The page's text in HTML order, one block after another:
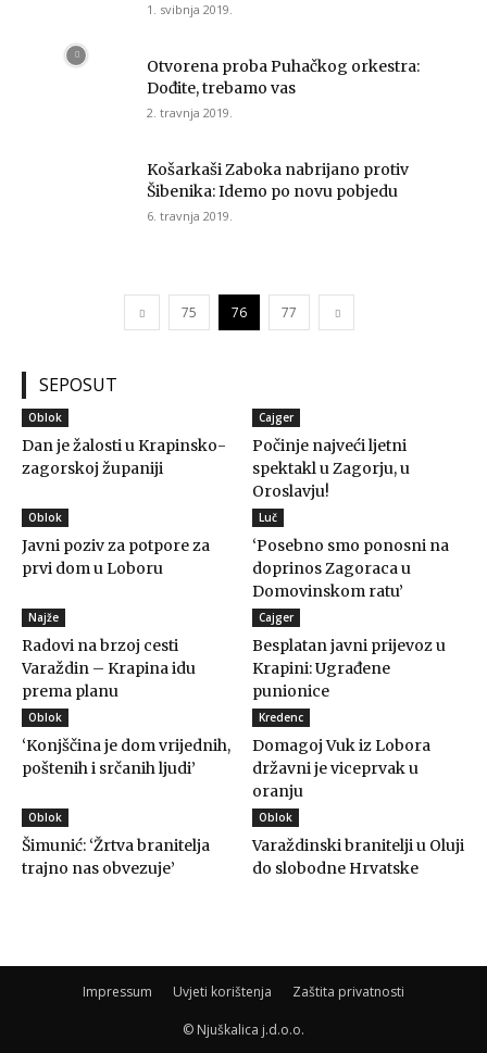
1. svibnja 2019.
Otvorena proba Puhačkog orkestra:
Dođite, trebamo vas
2. travnja 2019.
Košarkaši Zaboka nabrijano protiv
Šibenika: Idemo po novu pobjedu
6. travnja 2019.
75 76 77
SEPOSUT
Oblok
Dan je žalosti u Krapinsko-
zagorskoj županiji
Cajger
Počinje najveći ljetni
spektakl u Zagorju, u
Oroslavju!
Oblok
Javni poziv za potpore za
prvi dom u Loboru
Luč
‘Posebno smo ponosni na
doprinos Zagoraca u
Domovinskom ratu’
Najže
Radovi na brzoj cesti
Varaždin – Krapina idu
prema planu
Cajger
Besplatan javni prijevoz u
Krapini: Ugrađene
punionice
Oblok
‘Konjščina je dom vrijednih,
poštenih i srčanih ljudi’
Kredenc
Domagoj Vuk iz Lobora
državni je viceprvak u
oranju
Oblok
Šimunić: ‘Žrtva branitelja
trajno nas obvezuje’
Oblok
Varaždinski branitelji u Oluji
do slobodne Hrvatske
Impressum Uvjeti korištenja Zaštita privatnosti
© Njuškalica j.d.o.o.